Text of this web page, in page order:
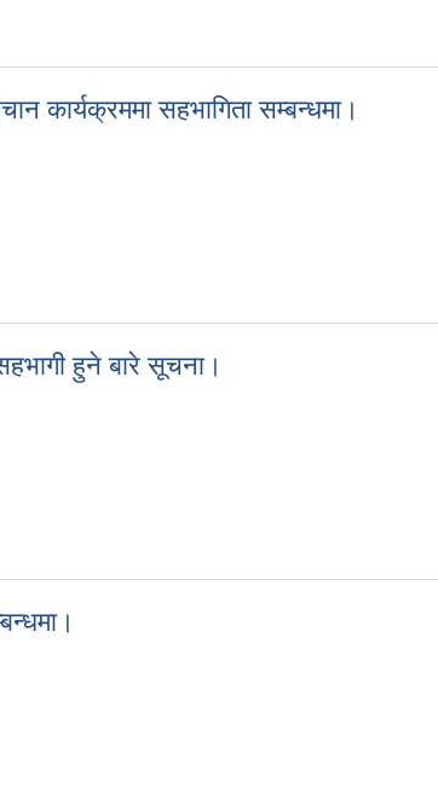
कार्यक्रममा सहभागिता सम्बन्धमा।
हुने बारे सूचना।